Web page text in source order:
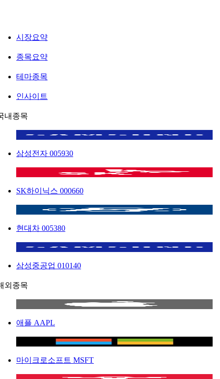
시장요약
종목요약
테마종목
인사이트
내종목
삼성전자 005930
SK하이닉스 000660
현대차 005380
삼성중공업 010140
외종목
애플 AAPL
마이크로소프트 MSFT